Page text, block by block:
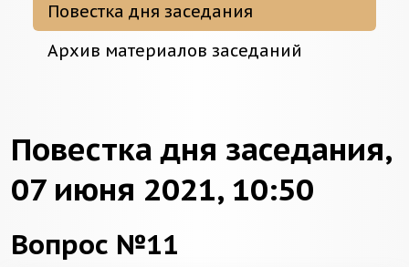
Повестка дня заседания
Архив материалов заседаний
Повестка дня заседания,
07 июня 2021, 10:50
Вопрос №11